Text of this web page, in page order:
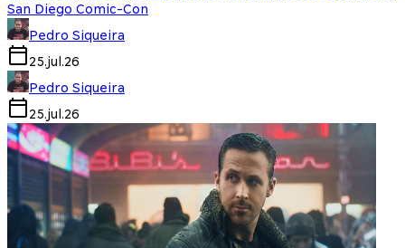
San Diego Comic-Con
Pedro Siqueira
25.jul.26
Pedro Siqueira
25.jul.26